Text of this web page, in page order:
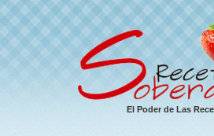
El Poder de Las